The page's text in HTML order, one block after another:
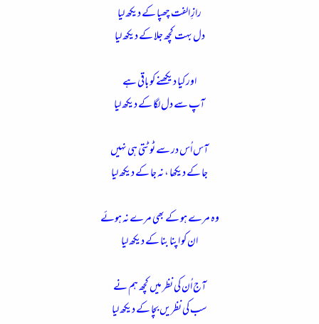
رازِ الفت چھپا کے دیکھ لیا
دل بہت کچھ جلا کے دیکھ لیا
اور کیا دیکھنے کو باقی ہے
آپ سے دل لگا کے دیکھ لیا
آس اُس در سے ٹوٹتی ہی نہیں
جا کے دیکھا ، نہ جا کے دیکھ لیا
وہ مرے ہو کے بھی مرے نہ ہوئے
ان کو اپنا بنا کے دیکھ لیا
آج اُن کی نظر میں کچھ ہم نے
سب کی نظریں بچا کے دیکھ لیا